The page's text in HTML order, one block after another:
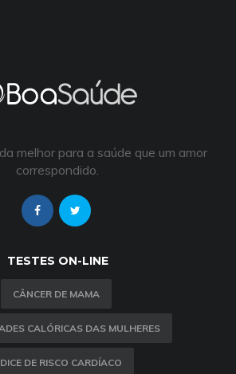
melhor para a saúde que um amor
correspondido.
TESTES ON-LINE
CÂNCER DE MAMA
CALÓRICAS DAS MULHERES
DE RISCO CARDÍACO